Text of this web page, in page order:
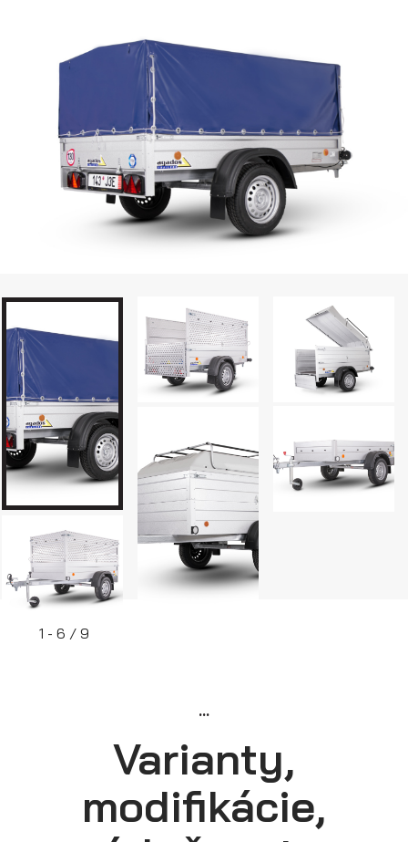
Prepravníky áut
Multiprepravníky VZ O
1 - 6 / 9
...
Varianty,
modifikácie,